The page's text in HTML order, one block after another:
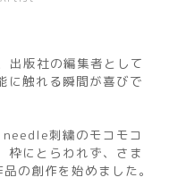
版社の編集者として
に触れる瞬間が喜びで
刺繍のモコモコ
枠にとらわれず、さま
の創作を始めました。